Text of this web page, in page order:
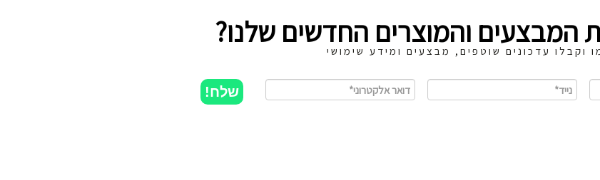
המבצעים והמוצרים החדשים שלנו?
וקבלו עדכונים שוטפים, מבצעים ומידע שימושי
שלח!